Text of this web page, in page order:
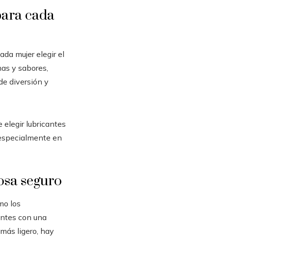
cada
mujer elegir el
y sabores,
diversión y
elegir lubricantes
en
seguro
los
con una
ligero, hay